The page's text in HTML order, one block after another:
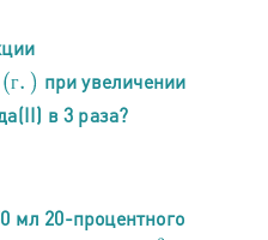
г
при увеличении
в 3 раза?
мл 20-процентного